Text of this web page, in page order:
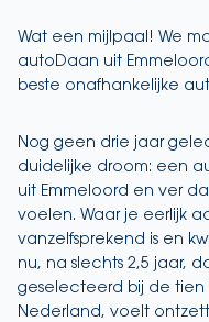
Wat een mijlpaal! We
autoDaan uit
beste onafhankelijke
Nog geen drie jaar
duidelijke droom: een
uit Emmeloord en ver
voelen. Waar je eerlijk
vanzelfsprekend is en
nu, na slechts 2,5 jaar,
geselecteerd bij de
Nederland, voelt